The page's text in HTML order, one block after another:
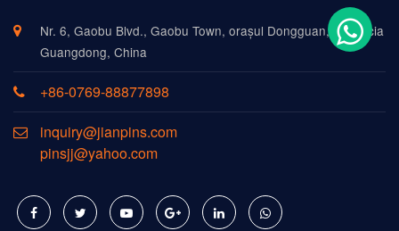
Nr. 6, Gaobu Blvd., Gaobu Town, orașul Dongguan, provincia
Guangdong, China
+86-0769-88877898
inquiry@jianpins.com
pinsjj@yahoo.com